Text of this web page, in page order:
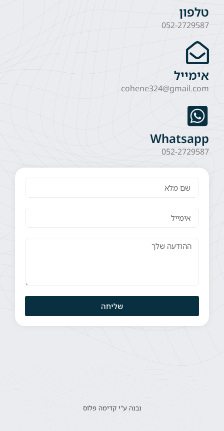
טלפון
052-2729587
אימייל
cohene324@gmail.com
Whatsapp
052-2729587
שליחה
נבנה ע"י קדימה פלוס